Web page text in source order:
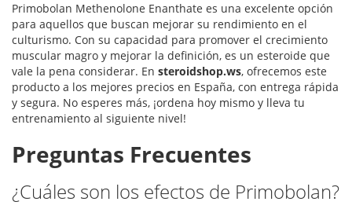
Primobolan Methenolone Enanthate es una excelente opción
para aquellos que buscan mejorar su rendimiento en el
culturismo. Con su capacidad para promover el crecimiento
muscular magro y mejorar la definición, es un esteroide que
vale la pena considerar. En steroidshop.ws, ofrecemos este
producto a los mejores precios en España, con entrega rápida
y segura. No esperes más, ¡ordena hoy mismo y lleva tu
entrenamiento al siguiente nivel!
Preguntas Frecuentes
¿Cuáles son los efectos de Primobolan?